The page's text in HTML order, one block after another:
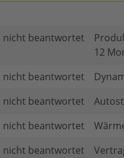
nicht beantwortet
12
nicht beantwortet
nicht beantwortet
nicht beantwortet
nicht beantwortet